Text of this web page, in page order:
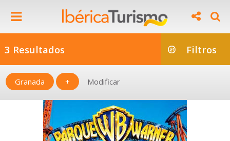
3 Resultados Filtros
Granada + Modificar